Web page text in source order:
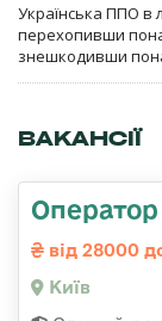
Українська ППО в
перехопивши
знешкодивши
ВАКАНСІЇ
від 28000
Київ